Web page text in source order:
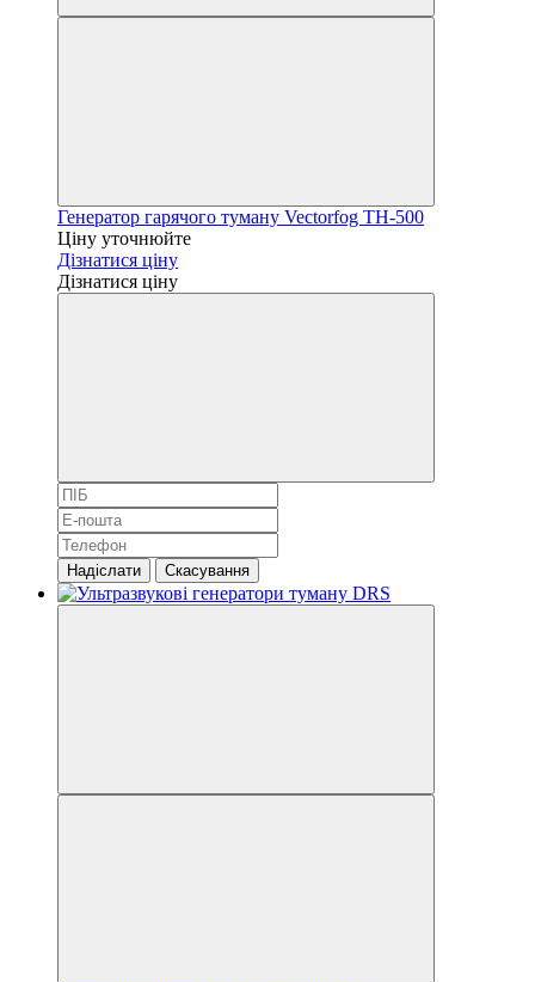
Генератор гарячого туману Vectorfog ТН-500
Ціну уточнюйте
Дізнатися ціну
Дізнатися ціну
Надіслати Скасування